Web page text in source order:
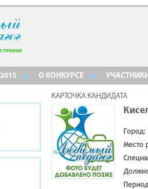
2015 О КОНКУРСЕ
КАРТОЧКА КАНДИДАТА
Город:
Место